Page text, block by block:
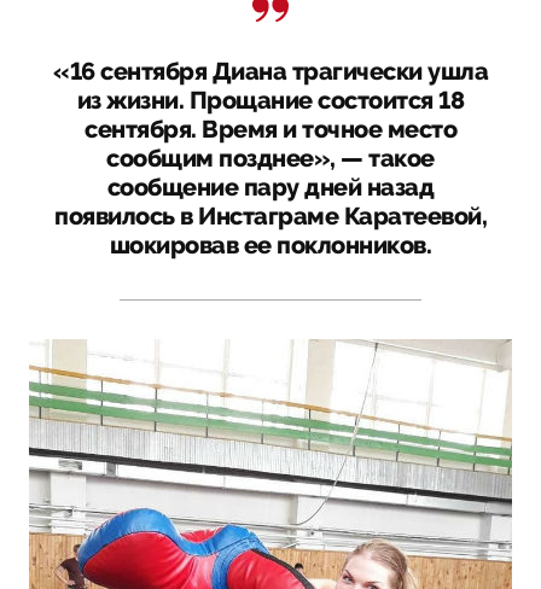
«16 сентября Диана трагически ушла
из жизни. Прощание состоится 18
сентября. Время и точное место
сообщим позднее», — такое
сообщение пару дней назад
появилось в Инстаграме Каратеевой,
шокировав ее поклонников.